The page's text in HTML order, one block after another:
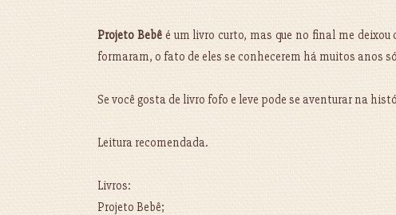
Projeto Bebêé um livro curto, mas que no final me deixou
formaram, o fato de eles se conhecerem há muitos anos
Se você gosta de livro fofo e leve pode se aventurar na
Leitura recomendada.
Livros:
Projeto Bebê;